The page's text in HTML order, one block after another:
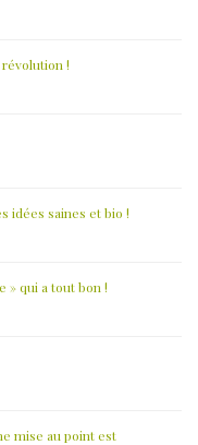
révolution !
idées saines et bio !
» qui a tout bon !
mise au point est